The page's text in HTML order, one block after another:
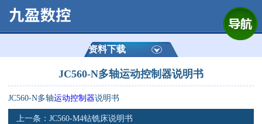
公司简介
产品展示
运动控制器
资料下载
JC560-N多轴运动控制器说明书
JC560-N多轴运动控制器说明书
上一条： JC560-M4钻铣床说明书